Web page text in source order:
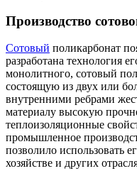
Производство
Сотовый поликарбонат
разработана технология
монолитного, сотовый
состоящую из двух или
внутренними ребрами
материалу высокую
теплоизоляционные
промышленное
позволило использовать
хозяйстве и других